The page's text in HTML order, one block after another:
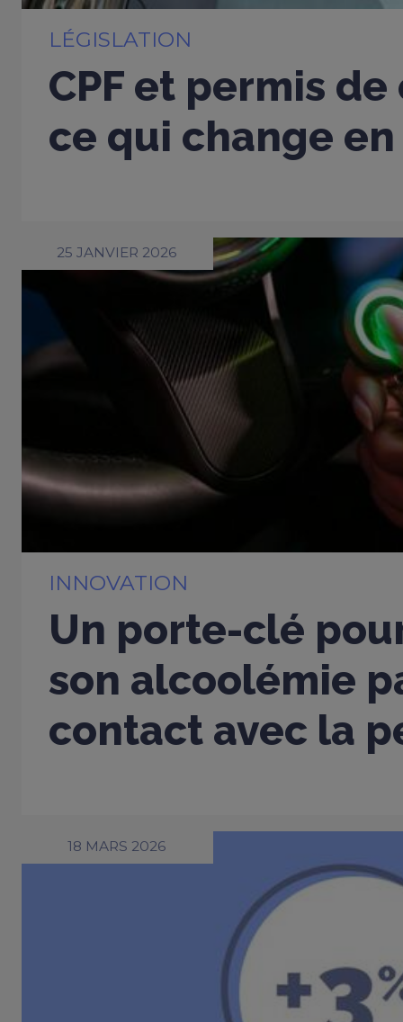
LÉGISLATION
CPF et permis
ce qui change
25 JANVIER 2026
INNOVATION
Un porte-clé
son alcoolémie
contact avec la
18 MARS 2026